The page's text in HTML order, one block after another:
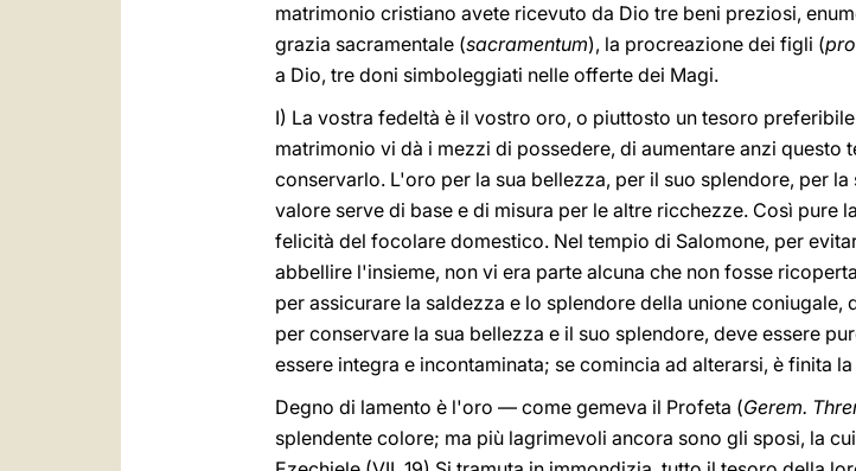
matrimonio cristiano avete ricevuto da Dio tre beni preziosi,
grazia sacramentale (sacramentum), la procreazione dei figli (
a Dio, tre doni simboleggiati nelle offerte dei Magi.
I) La vostra fedeltà è il vostro oro, o piuttosto un tesoro
matrimonio vi dà i mezzi di possedere, di aumentare anzi
conservarlo. L'oro per la sua bellezza, per il suo splendore, per
valore serve di base e di misura per le altre ricchezze. Così pure
felicità del focolare domestico. Nel tempio di Salomone, per
abbellire l'insieme, non vi era parte alcuna che non fosse
per assicurare la saldezza e lo splendore della unione
per conservare la sua bellezza e il suo splendore, deve essere
essere integra e incontaminata; se comincia ad alterarsi, è finita
Degno di lamento è l'oro — come gemeva il Profeta (Gerem.
splendente colore; ma più lagrimevoli ancora sono gli sposi, la